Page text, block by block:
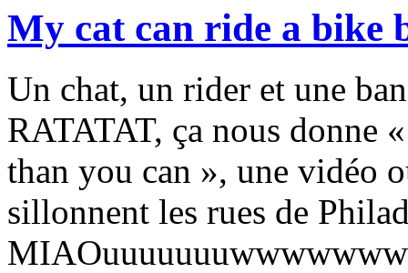
My cat can ride a bike
Un chat, un rider et une
RATATAT, ça nous donne
than you can », une vidéo
sillonnent les rues de